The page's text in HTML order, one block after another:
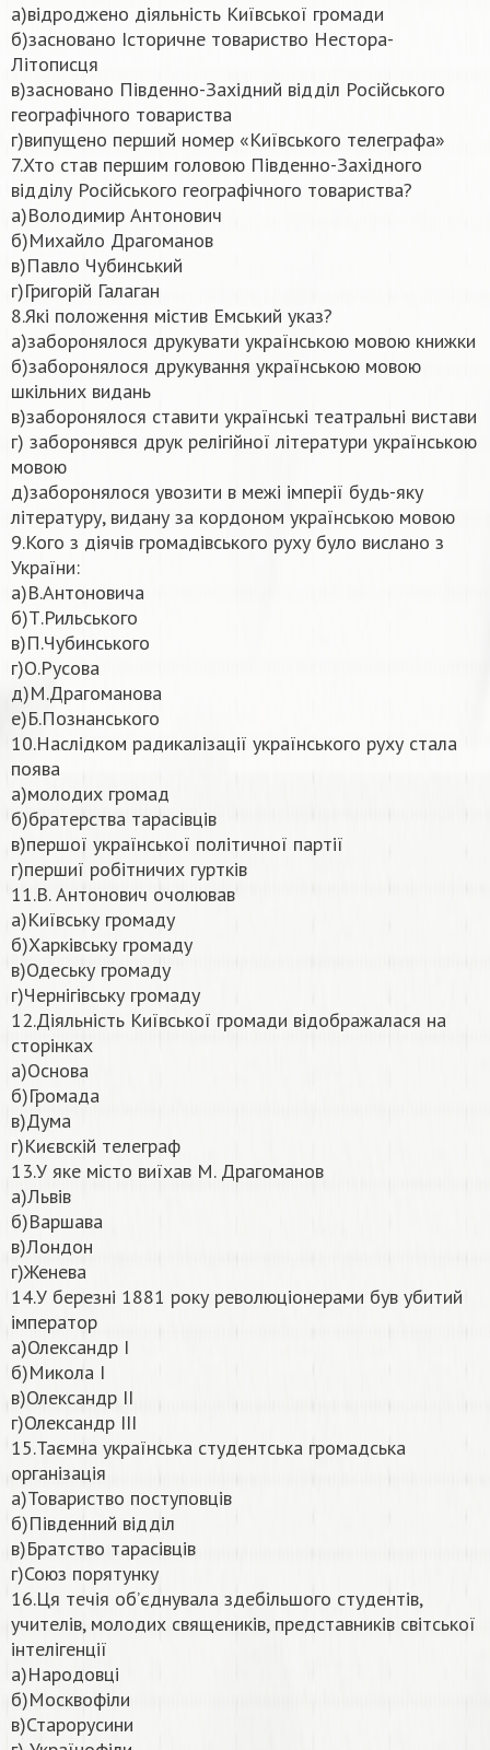
а)відроджено діяльність Київської громади
б)засновано Історичне товариство Нестора-
Літописця
в)засновано Південно-Західний відділ Російського
географічного товариства
г)випущено перший номер «Київського телеграфа»
7.Хто став першим головою Південно-Західного
відділу Російського географічного товариства?
а)Володимир Антонович
б)Михайло Драгоманов
в)Павло Чубинський
г)Григорій Галаган
8.Які положення містив Емський указ?
а)заборонялося друкувати українською мовою книжки
б)заборонялося друкування українською мовою
шкільних видань
в)заборонялося ставити українські театральні вистави
г) заборонявся друк релігійної літератури українською
мовою
д)заборонялося увозити в межі імперії будь-яку
літературу, видану за кордоном українською мовою
9.Кого з діячів громадівського руху було вислано з
України:
а)В.Антоновича
б)Т.Рильського
в)П.Чубинського
г)О.Русова
д)М.Драгоманова
е)Б.Познанського
10.Наслідком радикалізації українського руху стала
поява
а)молодих громад
б)братерства тарасівців
в)першої української політичної партії
г)першиї робітничих гуртків
11.В. Антонович очолював
а)Київську громаду
б)Харківську громаду
в)Одеську громаду
г)Чернігівську громаду
12.Діяльність Київської громади відображалася на
сторінках
а)Основа
б)Громада
в)Дума
г)Києвскій телеграф
13.У яке місто виїхав М. Драгоманов
а)Львів
б)Варшава
в)Лондон
г)Женева
14.У березні 1881 року революціонерами був убитий
імператор
а)Олександр І
б)Микола І
в)Олександр ІІ
г)Олександр ІІІ
15.Таємна українська студентська громадська
організація
а)Товариство поступовців
б)Південний відділ
в)Братство тарасівців
г)Союз порятунку
16.Ця течія об’єднувала здебільшого студентів,
учителів, молодих священиків, представників світської
інтелігенції
а)Народовці
б)Москвофіли
в)Старорусини